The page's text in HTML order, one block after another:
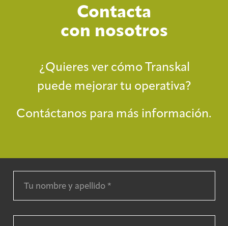
Contacta
con nosotros
¿Quieres ver cómo Transkal
puede mejorar tu operativa?
Contáctanos para más información.